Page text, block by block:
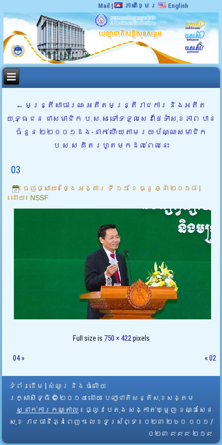
Mail | ភាសាខ្មែរ English
← មន្ត្រីសាធារណៈ អតីតមន្ត្រីរាជការ និងអតីត
យុទ្ធជន ជាសមាជិក ប.ស.ស ទៅទទួលសេវាថែទាំសុខភាព បាន
ចំនួន ២២០០១ដង-នាក់ ហើយតាមរយៈប័ណ្ណសមាជិក
ប.ស.ស គិតរហូតមកដល់ពេលនេះ
03
ចេញផ្សាយ៖ ថ្ងៃ អង្គារ ទី ១១ ខែ ធ្នូ ឆ្នាំ ២០១៨
ដោយ៖ NSSF
Full size is 750 × 422pixels
04» «02
ទំព័រដើម
សំណួរ និង ចំលើយ
រក្សាសិទ្ធិ © ២០១៤ ដោយ​ បេឡាជាតិសន្តិសុខសង្គម
ស្នាក់ការកណ្តាល ៖ ផ្លូវបេតុង សង្កាត់ឃ្មួញ ខណ្ឌសែន
សុខ រាជធានីភ្នំពេញ។ លេខទូរស័ព្ទ ៖ ០២៣ ២៦០ ០០១ /
០២៣ ៩៩៩ ២១៩